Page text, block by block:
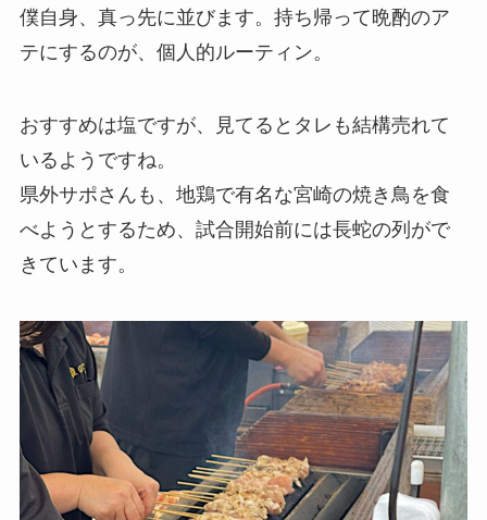
僕自身、真っ先に並びます。持ち帰って晩酌のア
テにするのが、個人的ルーティン。
おすすめは塩ですが、見てるとタレも結構売れて
いるようですね。
県外サポさんも、地鶏で有名な宮崎の焼き鳥を食
べようとするため、試合開始前には長蛇の列がで
きています。